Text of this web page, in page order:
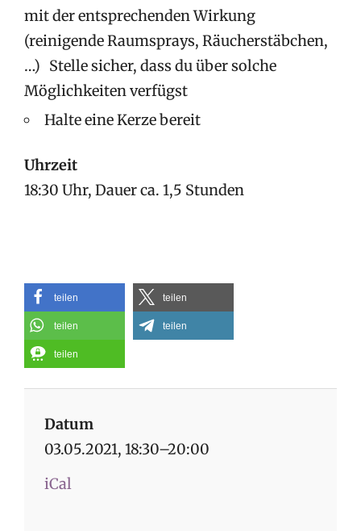
mit der entsprechenden Wirkung
(reinigende Raumsprays, Räucherstäbchen,
…) Stelle sicher, dass du über solche
Möglichkeiten verfügst
Halte eine Kerze bereit
Uhrzeit
18:30 Uhr, Dauer ca. 1,5 Stunden
teilen teilen
teilen teilen
teilen
Datum
03.05.2021, 18:30–20:00
iCal